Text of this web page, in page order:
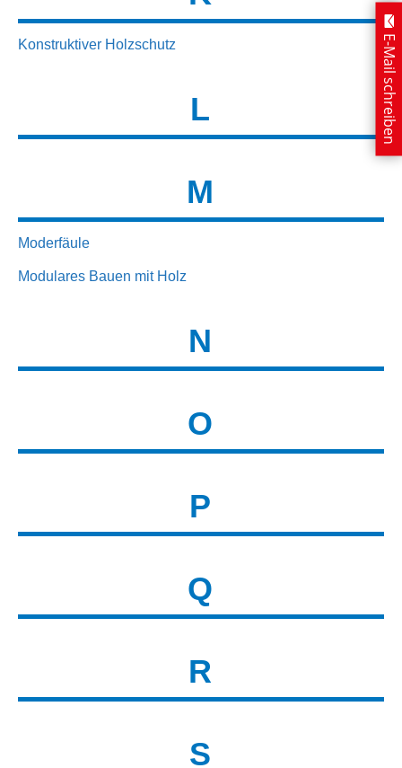
Konstruktiver Holzschutz
L
M
Moderfäule
Modulares Bauen mit Holz
N
O
P
Q
R
S
E-Mail schreiben